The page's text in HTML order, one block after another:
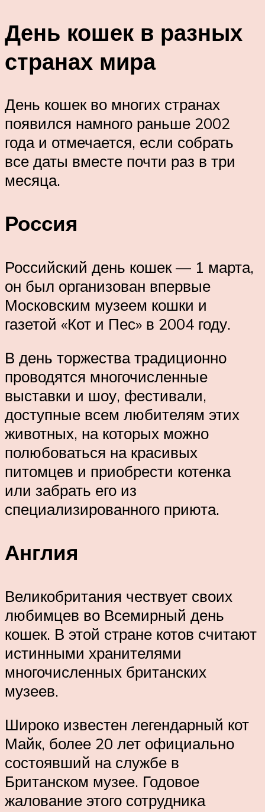
День кошек в разных
странах мира
День кошек во многих странах
появился намного раньше 2002
года и отмечается, если собрать
все даты вместе почти раз в три
месяца.
Россия
Российский день кошек — 1 марта,
он был организован впервые
Московским музеем кошки и
газетой «Кот и Пес» в 2004 году.
В день торжества традиционно
проводятся многочисленные
выставки и шоу, фестивали,
доступные всем любителям этих
животных, на которых можно
полюбоваться на красивых
питомцев и приобрести котенка
или забрать его из
специализированного приюта.
Англия
Великобритания чествует своих
любимцев во Всемирный день
кошек. В этой стране котов считают
истинными хранителями
многочисленных британских
музеев.
Широко известен легендарный кот
Майк, более 20 лет официально
состоявший на службе в
Британском музее. Годовое
жалование этого сотрудника